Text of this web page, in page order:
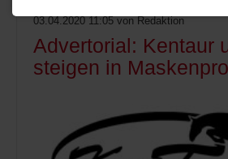
03.04.2020 11:05 von Redaktion
Advertorial: Kentaur
steigen in